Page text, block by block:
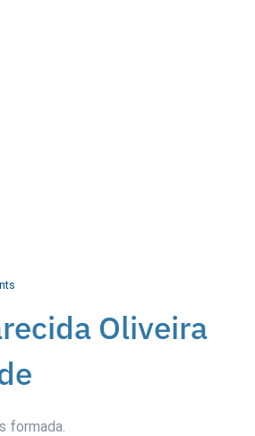
Oliveira
formada.